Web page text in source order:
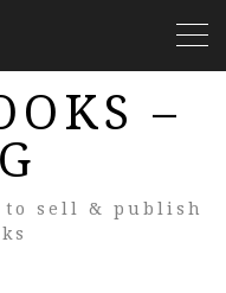
–
to sell & publish